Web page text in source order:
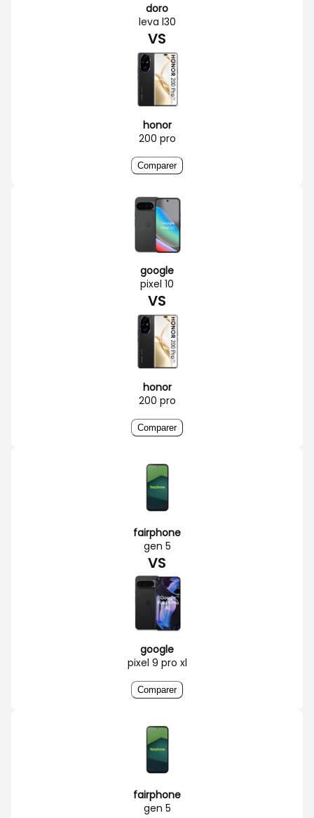
doro
leva l30
VS
honor
200 pro
Comparer
google
pixel 10
VS
honor
200 pro
Comparer
fairphone
gen 5
VS
google
pixel 9 pro xl
Comparer
fairphone
gen 5